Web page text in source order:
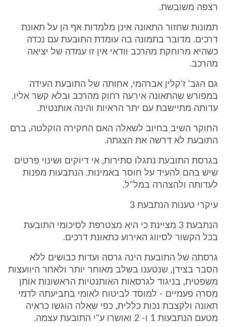
רצפה משובשת.
תמונות שחזור התאונה אינן מלמדות אף הן על תאונת
דרכים. מדובר בתמונה בה עומדת התובעת עם נכדה
כשהיא מרוחקת מהרכב וודאי אין זו עמדה של יציאה
מהרכב.
גם הגב' ז'קלין אברהמי, אחותה של התובעת העידה
במפורש שהתאונה אירעה רחוק מהרכב ובלא קשר אליו.
עדותה מתיישבת עם יתר הראיות והינה אותנטית.
החוקר השיב בחיוב לשאלה האם החקירה הוקלטה, ברם
התובעת לא דרשה את הצגתה.
בגרסת התובעת נתגלו סתירות, אי דיוקים ושינוי פרטים
שיש בהם להעיד על חוסר באמינות. הנתבעות מפנות
לעדותה ולהצהרה במל"ל.
עיקרי טענות הנתבעת 3
הנתבעת 3 מציינת כי היא מצטרפת לסיכומי התובעת
בכל הקשור לסיווג האירוע כתאונת דרכים.
גרסתה של התובעת הינה גרסה ועדות כבושים ללא
הסבר בצידן, שנטענו בשלב מאוחר יותר ולאחר היוועצות
משפטית, בניגוד לגרסאות האותנטיות הראשונות אותן
מסרה פעמיים - למוסד לביטוח לאומי בתביעתה לדמי
תאונה ולקצבת נכות כללית, כפי שאלה הוגשו כראיה
מטעם הנתבעות 1 ו- 2 ואושרו ע"י התובעת עצמה.